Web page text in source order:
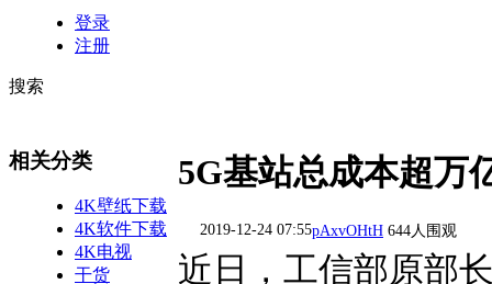
登录
注册
搜索
5G基站总成本超万
pAxvOHtH
2019-12-24 07:55 644人围观
近日，工信部原部
相关分类
4K壁纸下载
4K软件下载
4K电视
干货